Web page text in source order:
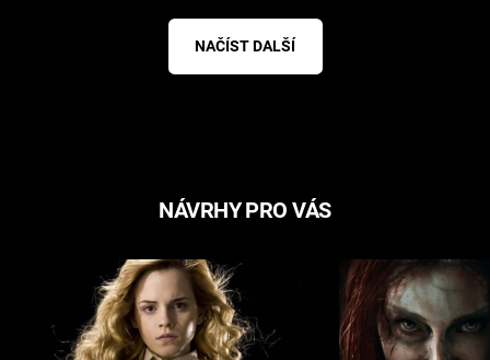
NAČÍST DALŠÍ
NÁVRHY PRO VÁS